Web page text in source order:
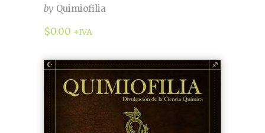
by Quimiofilia
$0.00 +IVA